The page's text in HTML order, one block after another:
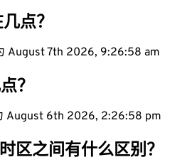
点？
August 7th 2026, 9:26:59 am
？
August 6th 2026, 2:26:59 pm
区之间有什么区别？